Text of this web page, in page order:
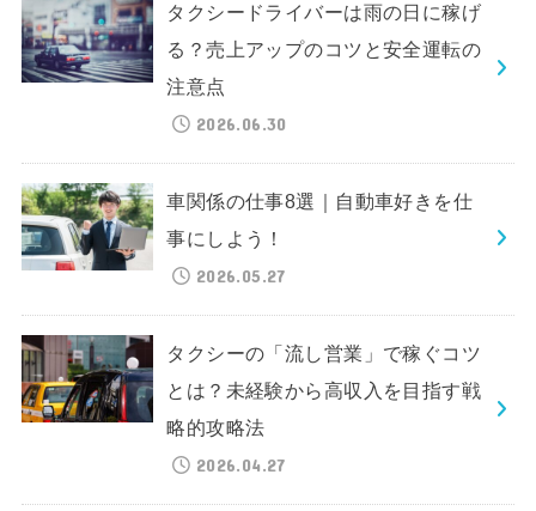
タクシードライバーは雨の日に稼げ
る？売上アップのコツと安全運転の
注意点
2026.06.30
車関係の仕事8選｜自動車好きを仕
事にしよう！
2026.05.27
タクシーの「流し営業」で稼ぐコツ
とは？未経験から高収入を目指す戦
略的攻略法
2026.04.27